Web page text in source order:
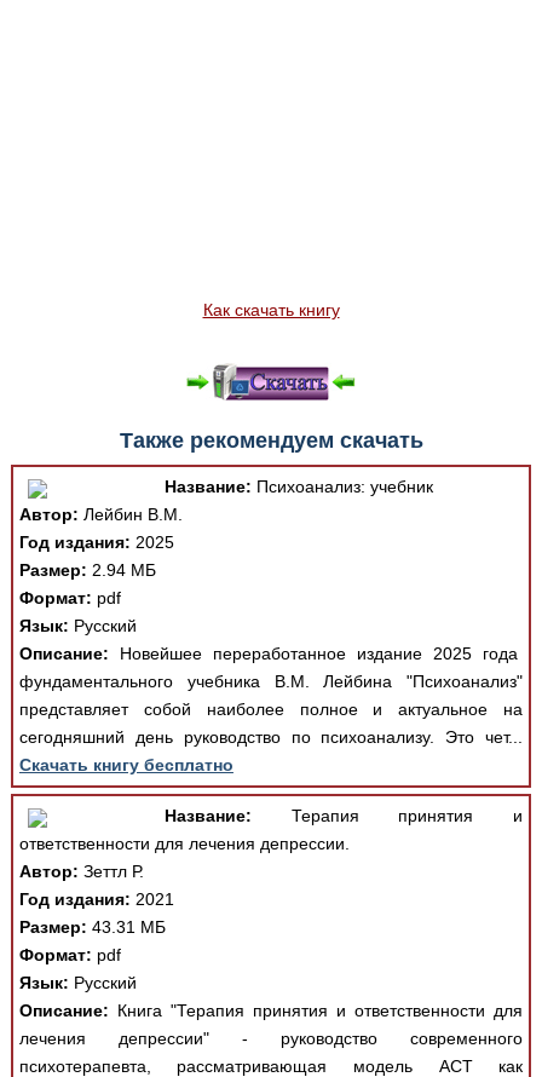
Как скачать книгу
Также рекомендуем скачать
Название: Психоанализ: учебник
Автор: Лейбин В.М.
Год издания: 2025
Размер: 2.94 МБ
Формат: pdf
Язык: Русский
Описание: Новейшее переработанное издание 2025 года
фундаментального учебника В.М. Лейбина "Психоанализ"
представляет собой наиболее полное и актуальное на
сегодняшний день руководство по психоанализу. Это чет...
Скачать книгу бесплатно
Название: Терапия принятия и
ответственности для лечения депрессии.
Автор: Зеттл Р.
Год издания: 2021
Размер: 43.31 МБ
Формат: pdf
Язык: Русский
Описание: Книга "Терапия принятия и ответственности для
лечения депрессии" - руководство современного
психотерапевта, рассматривающая модель АСТ как